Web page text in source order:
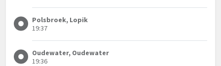
Polsbroek, Lopik
19:37
Oudewater, Oudewater
19:36